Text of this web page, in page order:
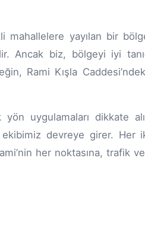
mahallelere yayılan bir
biz, bölgeyi iyi
Rami Kışla
uygulamaları dikkate
devreye girer. Her
her noktasına, trafik